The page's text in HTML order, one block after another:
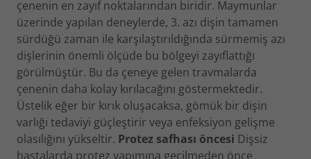
çenenin en zayıf noktalarından biridir. Maymunlar
üzerinde yapılan deneylerde, 3. azı dişin tamamen
sürdüğü zaman ile karşılaştırıldığında sürmemiş azı
dişlerinin önemli ölçüde bu bölgeyi zayıflattığı
görülmüştür. Bu da çeneye gelen travmalarda
çenenin daha kolay kırılacağını göstermektedir.
Üstelik eğer bir kırık oluşacaksa, gömük bir dişin
varlığı tedaviyi güçleştirir veya enfeksiyon gelişme
olasılığını yükseltir. Protez safhası öncesi Dişsiz
hastalarda protez yapımına geçilmeden önce